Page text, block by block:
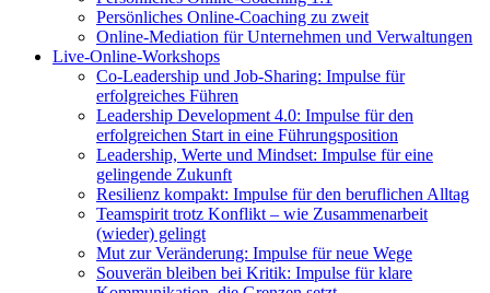
Persönliches Online-Coaching zu zweit
Online-Mediation für Unternehmen und Verwaltungen
Live-Online-Workshops
Co-Leadership und Job-Sharing: Impulse für
erfolgreiches Führen
Leadership Development 4.0: Impulse für den
erfolgreichen Start in eine Führungsposition
Leadership, Werte und Mindset: Impulse für eine
gelingende Zukunft
Resilienz kompakt: Impulse für den beruflichen Alltag
Teamspirit trotz Konflikt – wie Zusammenarbeit
(wieder) gelingt
Mut zur Veränderung: Impulse für neue Wege
Souverän bleiben bei Kritik: Impulse für klare